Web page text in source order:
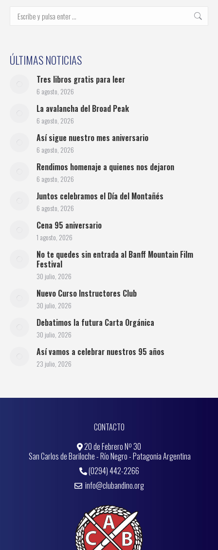
Buscar:
ÚLTIMAS NOTICIAS
Tres libros gratis para leer
6 agosto, 2026
La avalancha del Broad Peak
6 agosto, 2026
Así sigue nuestro mes aniversario
6 agosto, 2026
Rendimos homenaje a quienes nos dejaron
6 agosto, 2026
Juntos celebramos el Día del Montañés
6 agosto, 2026
Cena 95 aniversario
1 agosto, 2026
No te quedes sin entrada al Banff Mountain Film
Festival
30 julio, 2026
Nuevo Curso Instructores Club
30 julio, 2026
Debatimos la futura Carta Orgánica
30 julio, 2026
Así vamos a celebrar nuestros 95 años
23 julio, 2026
CONTACTO
20 de Febrero Nº 30
San Carlos de Bariloche - Río Negro - Patagonia Argentina
(0294) 442-2266
info@clubandino.org